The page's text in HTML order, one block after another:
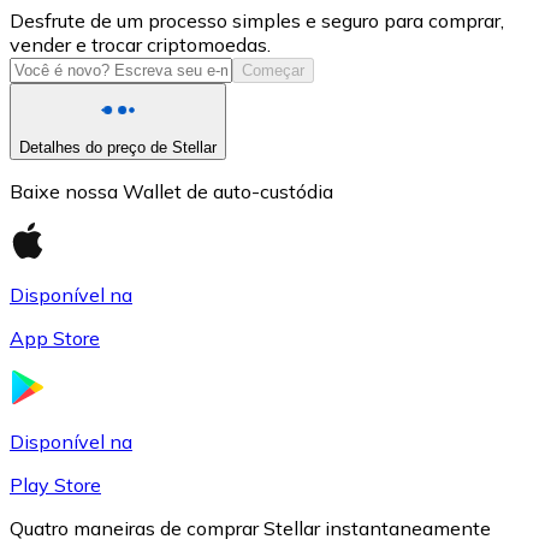
USD Coin
USDC
Desfrute de um processo simples e seguro para comprar,
vender e trocar criptomoedas.
Começar
Detalhes do preço de Stellar
Baixe nossa Wallet de auto-custódia
Disponível na
App Store
Disponível na
Play Store
Quatro maneiras de comprar Stellar instantaneamente